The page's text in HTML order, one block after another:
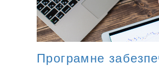
Програмне